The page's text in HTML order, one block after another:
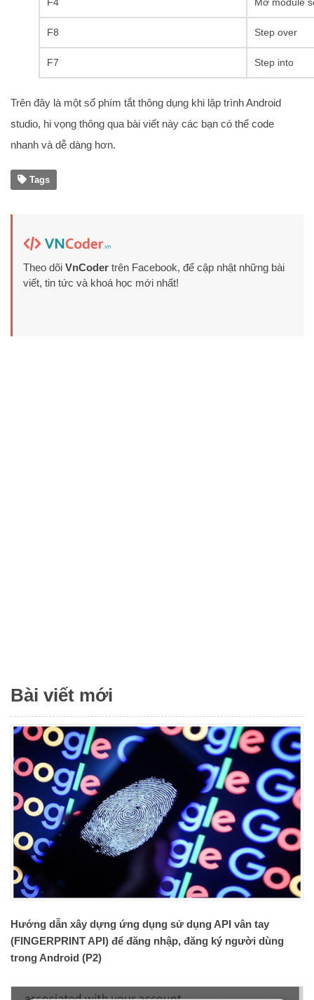
F8 Step over
F7 Step into
Trên đây là một số phím tắt thông dụng khi lập trình Android
studio, hi vọng thông qua bài viết này các bạn có thể code
nhanh và dễ dàng hơn.
Tags
Theo dõi VnCoder trên Facebook, để cập nhật những bài
viết, tin tức và khoá học mới nhất!
Bài viết mới
Hướng dẫn xây dựng ứng dụng sử dụng API vân tay
(FINGERPRINT API) để đăng nhập, đăng ký người dùng
trong Android (P2)